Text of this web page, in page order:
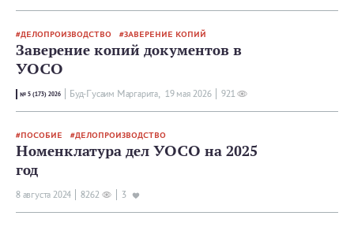
ДЕЛОПРОИЗВОДСТВО ЗАВЕРЕНИЕ КОПИЙ
Заверение копий документов в
УОСО
№ 5 (173) 2026 Буд-Гусаим Маргарита, 19 мая 2026 921
ПОСОБИЕ ДЕЛОПРОИЗВОДСТВО
Номенклатура дел УОСО на 2025
год
8 августа 2024 8262 3